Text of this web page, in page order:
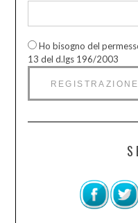
Ho bisogno del
13 del d.lgs 196/2003